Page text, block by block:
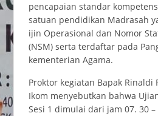
pencapaian standar
satuan pendidikan Madrasah
ijin Operasional dan Nomor
(NSM) serta terdaftar pada
kementerian Agama.
Proktor kegiatan Bapak Rinaldi
Ikom menyebutkan bahwa
Sesi 1 dimulai dari jam 07. 30 –